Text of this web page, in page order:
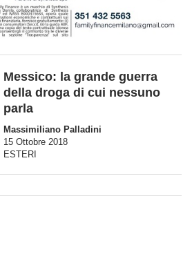
Messico: la grande guerra
della droga di cui nessuno
parla
Massimiliano Palladini
15 Ottobre 2018
ESTERI